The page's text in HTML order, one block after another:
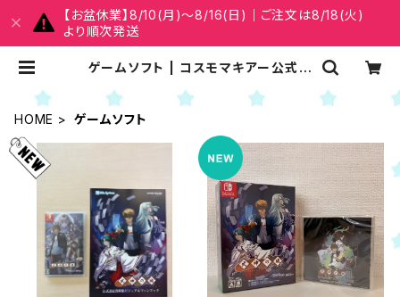
【お盆休業】8/10(月)～8/16(日)｜ご注文は8/18(火)
より順次発送
ゲームソフト | コスモマキアー公式オ
HOME ゲームソフト